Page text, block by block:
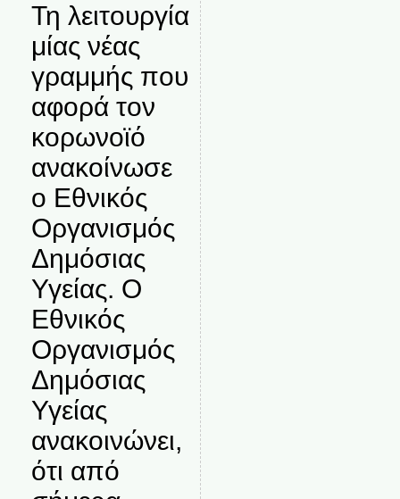
Τη λειτουργία
μίας νέας
γραμμής που
αφορά τον
κορωνοϊό
ανακοίνωσε
ο Εθνικός
Οργανισμός
Δημόσιας
Υγείας. Ο
Εθνικός
Οργανισμός
Δημόσιας
Υγείας
ανακοινώνει,
ότι από